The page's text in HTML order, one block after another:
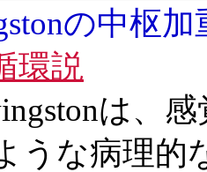
の中枢加
環説
は、
うな病理的